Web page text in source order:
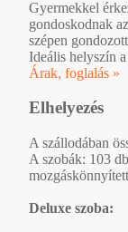
Gyermekkel
gondoskodnak
szépen
Ideális helyszín
Árak, foglalás »
Elhelyezés
A szállodában
A szobák: 103
Deluxe szoba: